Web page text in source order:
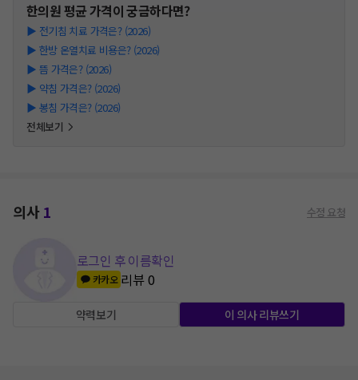
한의원평균 가격이 궁금하다면?
▶ 전기침 치료 가격은? (2026)
▶ 한방 온열치료 비용은? (2026)
▶ 뜸 가격은? (2026)
▶ 약침 가격은? (2026)
▶ 봉침 가격은? (2026)
전체보기
의사1 수정 요청
로그인 후 이름확인
카카오 리뷰0
약력보기 이 의사 리뷰쓰기